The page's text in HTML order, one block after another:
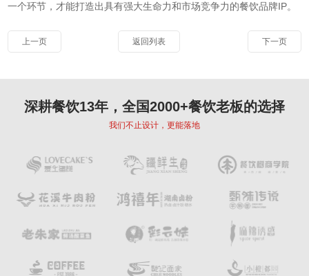
一个环节，才能打造出具有强大生命力和市场竞争力的餐饮品牌IP。
上一页 返回列表 下一页
深耕餐饮13年，全国2000+餐饮老板的选择
我们不止设计，更能落地